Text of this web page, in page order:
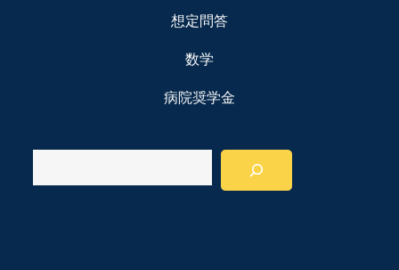
想定問答
数学
病院奨学金
索